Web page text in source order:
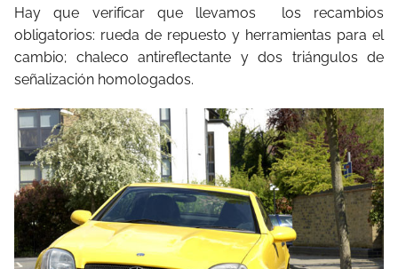
Hay que verificar que llevamos los recambios
obligatorios: rueda de repuesto y herramientas para el
cambio; chaleco antireflectante y dos triángulos de
señalización homologados.